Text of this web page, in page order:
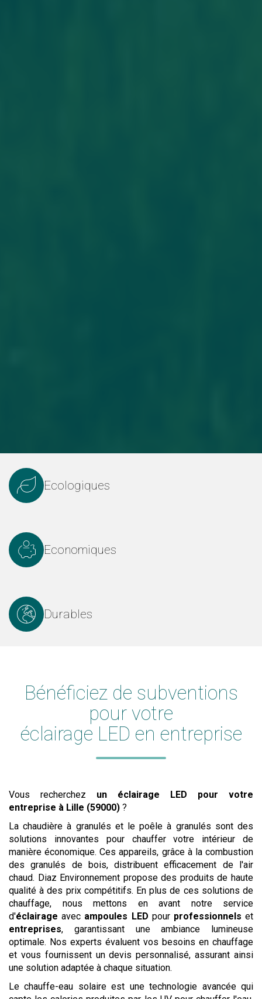
Ecologiques
Economiques
Durables
Bénéficiez de subventions
pour votre
éclairage LED en entreprise
Vous recherchez un éclairage LED pour votre
entreprise à Lille (59000) ?
La chaudière à granulés et le poêle à granulés sont des
solutions innovantes pour chauffer votre intérieur de
manière économique. Ces appareils, grâce à la combustion
des granulés de bois, distribuent efficacement de l'air
chaud. Diaz Environnement propose des produits de haute
qualité à des prix compétitifs. En plus de ces solutions de
chauffage, nous mettons en avant notre service
d'éclairage avec ampoules LED pour professionnels et
entreprises, garantissant une ambiance lumineuse
optimale. Nos experts évaluent vos besoins en chauffage
et vous fournissent un devis personnalisé, assurant ainsi
une solution adaptée à chaque situation.
Le chauffe-eau solaire est une technologie avancée qui